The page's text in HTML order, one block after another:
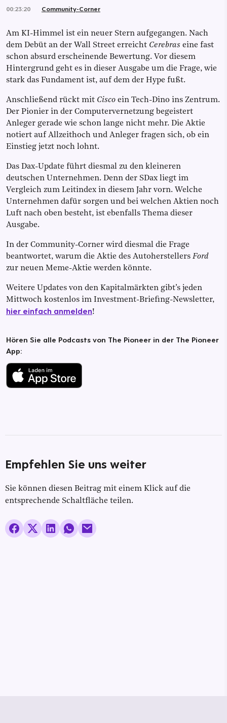
00:23:20
Community-Corner
Am KI-Himmel ist ein neuer Stern aufgegangen. Nach
dem Debüt an der Wall Street erreicht Cerebras eine fast
schon absurd erscheinende Bewertung. Vor diesem
Hintergrund geht es in dieser Ausgabe um die Frage, wie
stark das Fundament ist, auf dem der Hype fußt.
Anschließend rückt mit Cisco ein Tech-Dino ins Zentrum.
Der Pionier in der Computervernetzung begeistert
Anleger gerade wie schon lange nicht mehr. Die Aktie
notiert auf Allzeithoch und Anleger fragen sich, ob ein
Einstieg jetzt noch lohnt.
Das Dax-Update führt diesmal zu den kleineren
deutschen Unternehmen. Denn der SDax liegt im
Vergleich zum Leitindex in diesem Jahr vorn. Welche
Unternehmen dafür sorgen und bei welchen Aktien noch
Luft nach oben besteht, ist ebenfalls Thema dieser
Ausgabe.
In der Community-Corner wird diesmal die Frage
beantwortet, warum die Aktie des Autoherstellers Ford
zur neuen Meme-Aktie werden könnte.
Weitere Updates von den Kapitalmärkten gibt’s jeden
Mittwoch kostenlos im Investment-Briefing-Newsletter,
hier einfach anmelden!
Hören Sie alle Podcasts von The Pioneer in der The Pioneer
App:
Empfehlen Sie uns weiter
Sie können diesen Beitrag mit einem Klick auf die
entsprechende Schaltfläche teilen.